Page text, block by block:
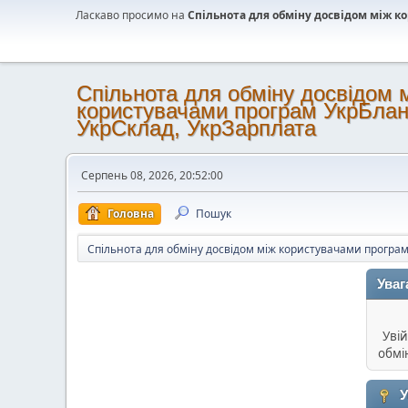
Ласкаво просимо на Спільнота для обміну досвідом між
Спільнота для обміну досвідом
користувачами програм
УкрСклад, УкрЗарплата
Серпень 08, 2026, 20:52:00
Головна Пошук
Спільнота для обміну досвідом між користувачами